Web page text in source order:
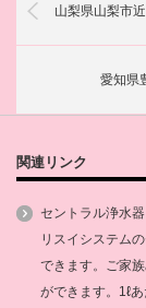
山梨県山梨市
愛知県
関連リンク
セントラル浄水
リスイシステム
できます。ご家
ができます。1ℓ